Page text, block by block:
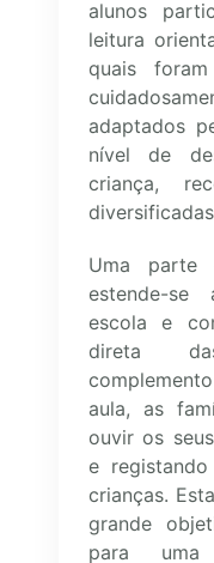
alunos
leitura
quais
adaptados
nível de
criança,
Uma parte
estende-
escola e
direta
aula, as
ouvir os
e
crianças.
grande
para